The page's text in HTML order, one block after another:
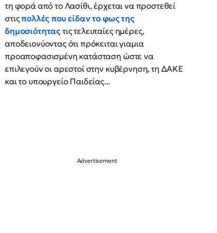
τη φορά από το Λασίθι, έρχεται να προστεθεί
στιςπολλές που είδαν το φως της
δημοσιότηταςτις τελευταίες ημέρες,
αποδειονύοντας ότι πρόκειται γιαμια
προαποφασισμένη κατάσταση ώστε να
επιλεγούν οι αρεστοί στην κυβέρνηση, τη ΔΑΚΕ
και το υπουργείο Παιδείας...